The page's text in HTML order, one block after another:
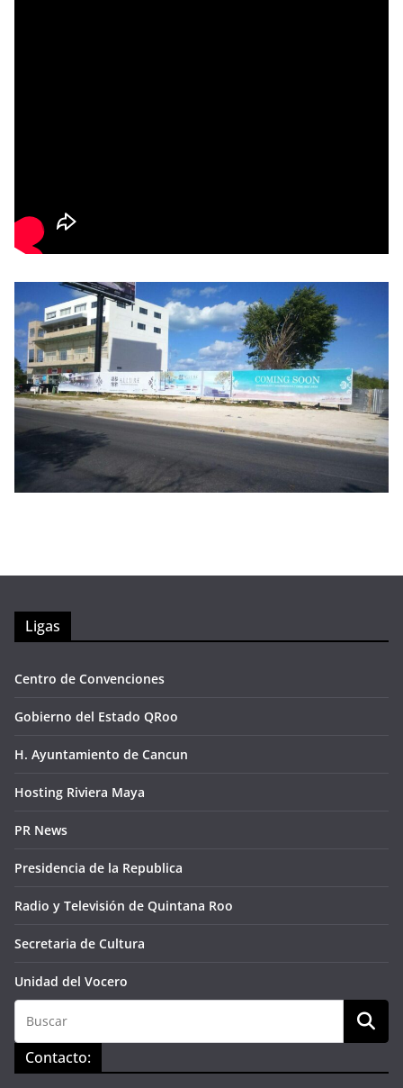
Ligas
Centro de Convenciones
Gobierno del Estado QRoo
H. Ayuntamiento de Cancun
Hosting Riviera Maya
PR News
Presidencia de la Republica
Radio y Televisión de Quintana Roo
Secretaria de Cultura
Unidad del Vocero
Contacto: